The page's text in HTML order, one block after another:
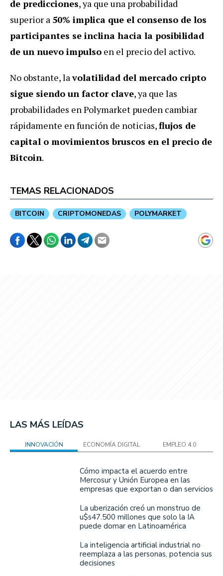
de predicciones, ya que una probabilidad
superior a 50% implica que el consenso de los
participantes se inclina hacia la posibilidad
de un nuevo impulso en el precio del activo.
No obstante, lavolatilidad del mercado cripto
sigue siendo un factor clave, ya que las
probabilidades en Polymarket pueden cambiar
rápidamente en función de noticias,flujos de
capital o movimientos bruscos en el precio de
Bitcoin.
TEMAS RELACIONADOS
BITCOIN CRIPTOMONEDAS POLYMARKET
LAS MÁS LEÍDAS
INNOVACIÓN ECONOMÍA DIGITAL EMPLEO 4.0
Cómo impacta el acuerdo entre
Mercosur y Unión Europea en las
empresas que exportan o dan servicios
La uberización creó un monstruo de
u$s47.500 millones que solo la IA
puede domar en Latinoamérica
La inteligencia artificial industrial no
reemplaza a las personas, potencia sus
decisiones